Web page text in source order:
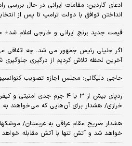
ادعای گاردین: مقامات ایرانی در حال بررسی
انداختن توافق با دولت ترامپ تا پس از
قیمت جدید برنج ایرانی و خارجی اعلام شد+
اگر جلیلی رئیس جمهور می شد، چه اتفاقی
آخرین لحظه تلاش کردیم از درگیری جلوگیری
حاجی دلیگانی: مجلس اجازه تصویب
ردپای بیش از ۳ یا ۴ جرم جدی
خرازی/ هشدار برای آن‌هایی که می‌خواهند به ۲۵۰ هزار نفر بپیوندند
هشدار صریح مقام عراقی به عربستان/
خواهد شد و آتش تنها با آتش مقابله